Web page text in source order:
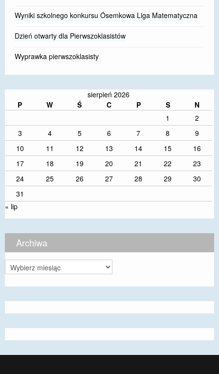
Wyniki szkolnego konkursu Ósemkowa Liga Matematyczna
Dzień otwarty dla Pierwszoklasistów
Wyprawka pierwszoklasisty
sierpień 2026
P
W Ś C P S
N
1
2
3
4 5 6 7 8
9
10
11 12 13 14 15
16
17
18 19 20 21 22
23
24
25 26 27 28 29
30
31
« lip
Archiwa
Archiwa